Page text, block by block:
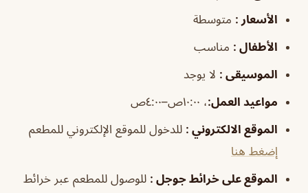
الأسعار : متوسطة
الأطفال : مناسب
الموسيقى : لا يوجد
مواعيد العمل:، ١٠:٠٠ص–٤:٠٠ص
الموقع الالكتروني : للدخول للموقع الإلكتروني للمطعم
إضغط هنا
الموقع على خرائط جوجل : للوصول للمطعم عبر خرائط